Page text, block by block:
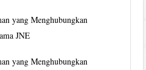
yang Menghubungkan
JNE
yang Menghubungkan